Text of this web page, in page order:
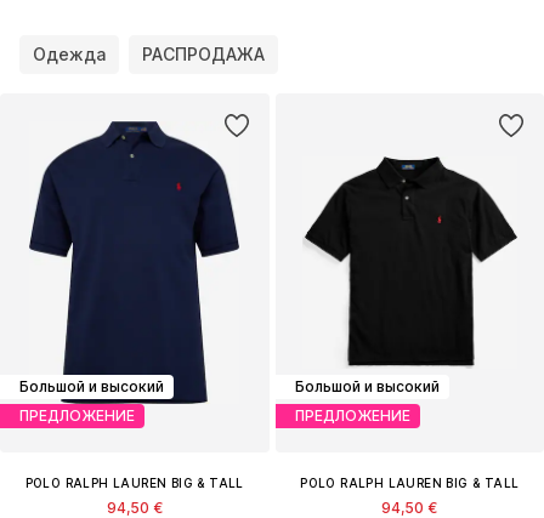
Одежда РАСПРОДАЖА
Большой и высокий
ПРЕДЛОЖЕНИЕ
POLO RALPH LAUREN BIG & TALL
94,50 €
Большой и высокий
ПРЕДЛОЖЕНИЕ
POLO RALPH LAUREN BIG & TALL
94,50 €